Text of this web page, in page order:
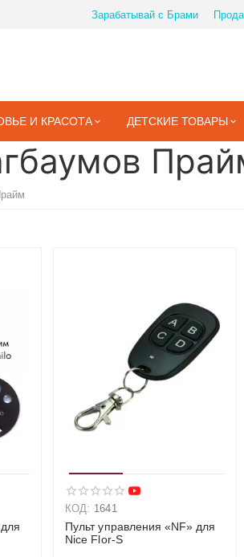
Зарабатывай с Брами
И КРАСОТА ДЕТСКИЕ ТОВАРЫ
КОД: 1641
Пульт управления «NF» для
Nice Flor-S